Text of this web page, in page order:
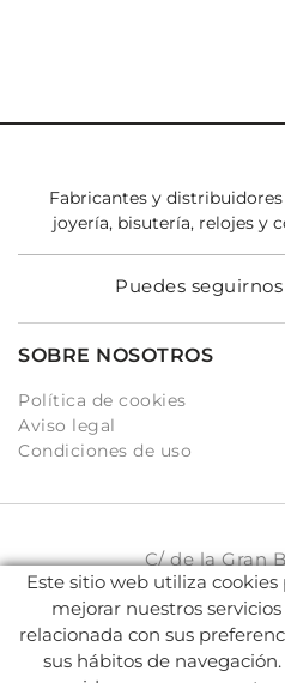
Fabricantes y
joyería, bisutería, relojes y
Puedes
SOBRE NOSOTROS
Política de cookies
Aviso legal
Condiciones de uso
C/ de la Gran
08917
931 93
Este sitio web utiliza
mejorar nuestros
relacionada con sus
sus hábitos de